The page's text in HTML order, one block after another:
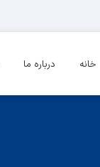
خانه درباره ما